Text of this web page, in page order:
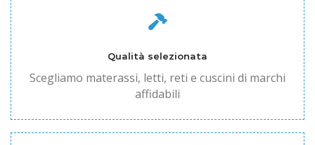
Qualità selezionata
Scegliamo materassi, letti, reti e cuscini di marchi
affidabili